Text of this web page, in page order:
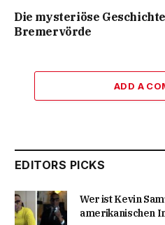
Die mysteriöse
Bremervörde
ADD A
EDITORS PICKS
Wer ist Kevin
amerikanischen